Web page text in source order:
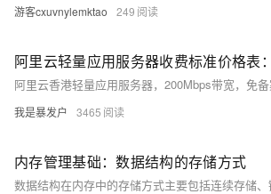
游客cxuvnylemktao 249
我是暴发户 3465
内存管理基础：数据结构的存储方式